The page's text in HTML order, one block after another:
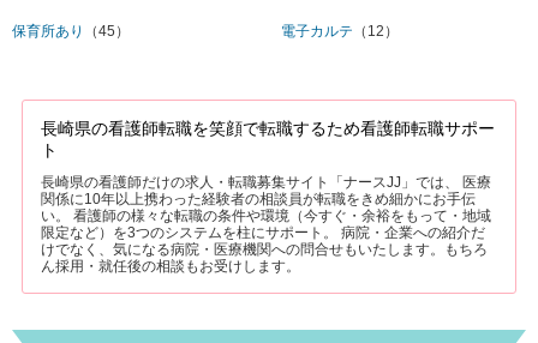
保育所あり （45） 電子カルテ （12）
長崎県の看護師転職を笑顔で転職するため看護師転職サポー
ト
長崎県の看護師だけの求人・転職募集サイト「ナースJJ」では、 医療
関係に10年以上携わった経験者の相談員が転職をきめ細かにお手伝
い。 看護師の様々な転職の条件や環境（今すぐ・余裕をもって・地域
限定など）を3つのシステムを柱にサポート。 病院・企業への紹介だ
けでなく、気になる病院・医療機関への問合せもいたします。もちろ
ん採用・就任後の相談もお受けします。